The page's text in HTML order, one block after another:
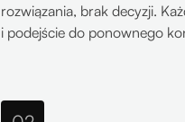
rozwiązania, brak decyzji.
i podejście do ponownego